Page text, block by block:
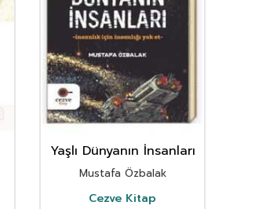
Yaşlı Dünyanın İnsanları
Mustafa Özbalak
Cezve Kitap